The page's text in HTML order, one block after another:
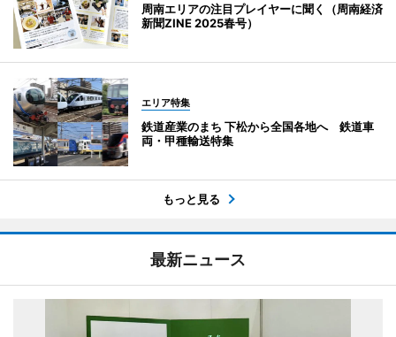
周南エリアの注目プレイヤーに聞く（周南経済
新聞ZINE 2025春号）
エリア特集
鉄道産業のまち 下松から全国各地へ 鉄道車
両・甲種輸送特集
もっと見る
最新ニュース